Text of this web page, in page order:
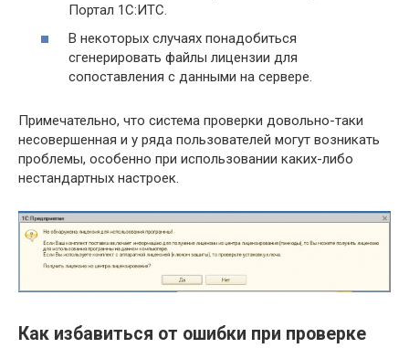
Портал 1С:ИТС.
В некоторых случаях понадобиться
сгенерировать файлы лицензии для
сопоставления с данными на сервере.
Примечательно, что система проверки довольно-таки
несовершенная и у ряда пользователей могут возникать
проблемы, особенно при использовании каких-либо
нестандартных настроек.
Как избавиться от ошибки при проверке